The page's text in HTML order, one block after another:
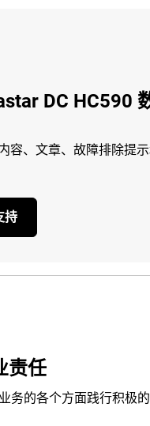
DC HC590
容、文章、故障排除提
持
责任
务的各个方面践行积极